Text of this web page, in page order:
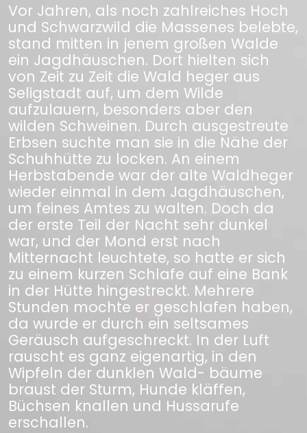
Vor Jahren, als noch zahlreiches Hoch
und Schwarzwild die Massenes belebte,
stand mitten in jenem großen Walde
ein Jagdhäuschen. Dort hielten sich
von Zeit zu Zeit die Wald heger aus
Seligstadt auf, um dem Wilde
aufzulauern, besonders aber den
wilden Schweinen. Durch ausgestreute
Erbsen suchte man sie in die Nähe der
Schuhhütte zu locken. An einem
Herbstabende war der alte Waldheger
wieder einmal in dem Jagdhäuschen,
um feines Amtes zu walten. Doch da
der erste Teil der Nacht sehr dunkel
war, und der Mond erst nach
Mitternacht leuchtete, so hatte er sich
zu einem kurzen Schlafe auf eine Bank
in der Hütte hingestreckt. Mehrere
Stunden mochte er geschlafen haben,
da wurde er durch ein seltsames
Geräusch aufgeschreckt. In der Luft
rauscht es ganz eigenartig, in den
Wipfeln der dunklen Wald- bäume
braust der Sturm, Hunde kläffen,
Büchsen knallen und Hussarufe
erschallen.